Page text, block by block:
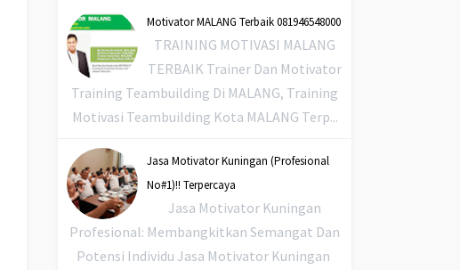
Motivator MALANG Terbaik 081946548000
TRAINING MOTIVASI MALANG
TERBAIK Trainer Dan Motivator
Training Teambuilding Di MALANG, Training
Motivasi Teambuilding Kota MALANG Terp...
Jasa Motivator Kuningan (Profesional
No#1)!! Terpercaya
Jasa Motivator Kuningan
Profesional: Membangkitkan Semangat Dan
Potensi Individu Jasa Motivator Kuningan